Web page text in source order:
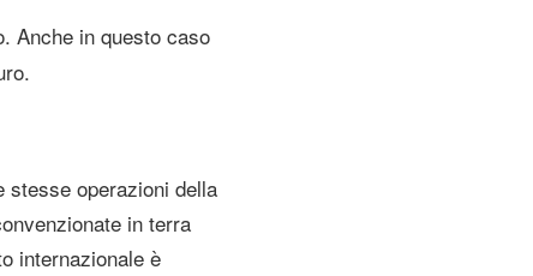
Anche in questo caso
stesse operazioni della
in terra
internazionale è